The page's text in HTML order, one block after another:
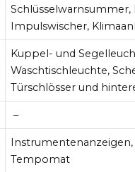
Impulswischer,
Kuppel- und
Waschtischleuchte,
Türschlösser und
–
Tempomat